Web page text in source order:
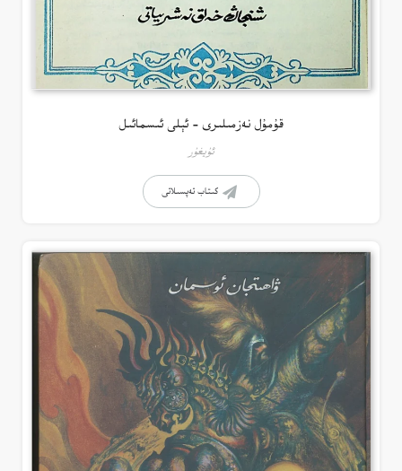
قۇمۇل نەزمىلىرى – ئېلى ئىسمائىل
ئۇيغۇر
كىتاب تەپسىلاتى